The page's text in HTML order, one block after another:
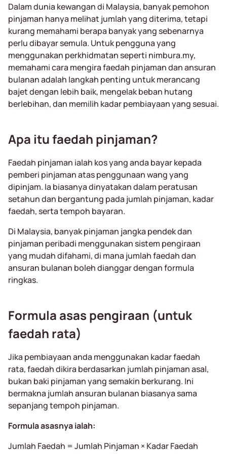
Dalam dunia kewangan di Malaysia, banyak pemohon
pinjaman hanya melihat jumlah yang diterima, tetapi
kurang memahami berapa banyak yang sebenarnya
perlu dibayar semula. Untuk pengguna yang
menggunakan perkhidmatan seperti nimbura.my,
memahami cara mengira faedah pinjaman dan ansuran
bulanan adalah langkah penting untuk merancang
bajet dengan lebih baik, mengelak beban hutang
berlebihan, dan memilih kadar pembiayaan yang sesuai.
Apa itu faedah pinjaman?
Faedah pinjaman ialah kos yang anda bayar kepada
pemberi pinjaman atas penggunaan wang yang
dipinjam. Ia biasanya dinyatakan dalam peratusan
setahun dan bergantung pada jumlah pinjaman, kadar
faedah, serta tempoh bayaran.
Di Malaysia, banyak pinjaman jangka pendek dan
pinjaman peribadi menggunakan sistem pengiraan
yang mudah difahami, di mana jumlah faedah dan
ansuran bulanan boleh dianggar dengan formula
ringkas.
Formula asas pengiraan (untuk
faedah rata)
Jika pembiayaan anda menggunakan kadar faedah
rata, faedah dikira berdasarkan jumlah pinjaman asal,
bukan baki pinjaman yang semakin berkurang. Ini
bermakna jumlah ansuran bulanan biasanya sama
sepanjang tempoh pinjaman.
Formula asasnya ialah:
Jumlah Faedah = Jumlah Pinjaman × Kadar Faedah